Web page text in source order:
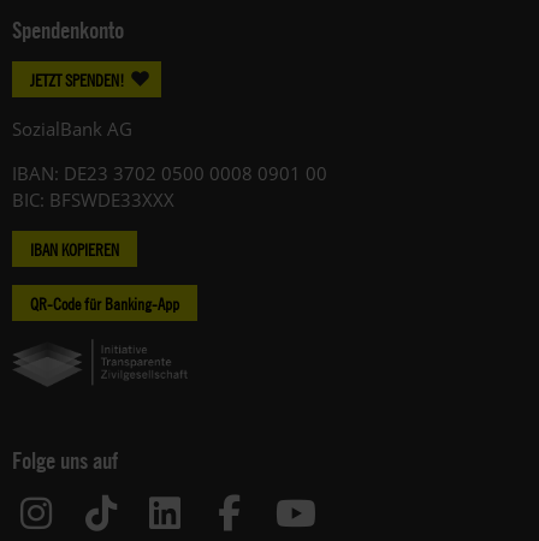
Spendenkonto
JETZT SPENDEN!
SozialBank AG
IBAN: DE23 3702 0500 0008 0901 00
BIC: BFSWDE33XXX
IBAN KOPIEREN
QR-Code für Banking-App
Folge uns auf